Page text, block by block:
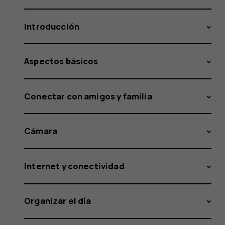
Introducción
Aspectos básicos
Conectar con amigos y familia
Cámara
Internet y conectividad
Organizar el día